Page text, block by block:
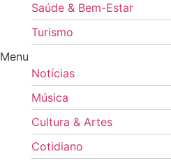
Saúde & Bem-Estar
Turismo
Menu
Notícias
Música
Cultura & Artes
Cotidiano